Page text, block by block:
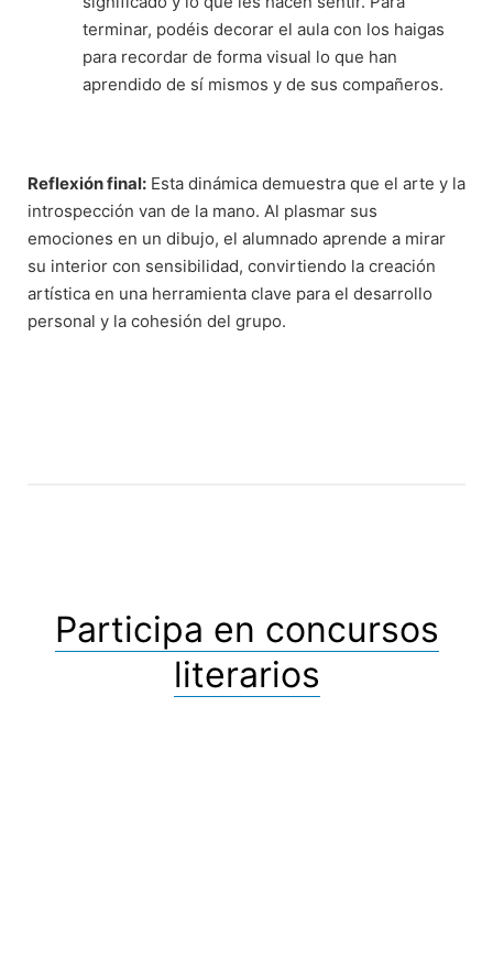
terminar, podéis decorar el aula con los haigas
para recordar de forma visual lo que han
aprendido de sí mismos y de sus compañeros.
Reflexión final: Esta dinámica demuestra que el arte y la
introspección van de la mano. Al plasmar sus
emociones en un dibujo, el alumnado aprende a mirar
su interior con sensibilidad, convirtiendo la creación
artística en una herramienta clave para el desarrollo
personal y la cohesión del grupo.
Participa en concursos
literarios